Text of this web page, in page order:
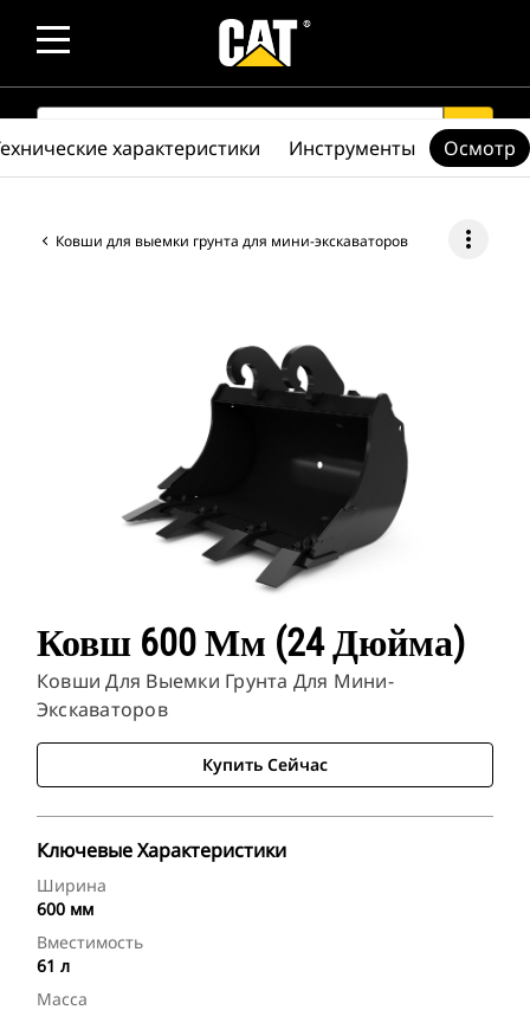
SEARCH search
Ковши для выемки грунта для мини-экскаваторов more_vert
Ковш 600 Мм (24 Дюйма)
Ковши Для Выемки Грунта Для Мини-
Экскаваторов
Купить Сейчас
Ключевые Характеристики
Ширина
600 мм
Вместимость
61 л
Масса
характеристики Инструменты Осмотр